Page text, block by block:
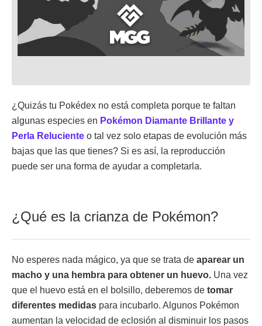
¿Quizás tu Pokédex no está completa porque te faltan
algunas especies en Pokémon Diamante Brillante y
Perla Reluciente o tal vez solo etapas de evolución más
bajas que las que tienes? Si es así, la reproducción
puede ser una forma de ayudar a completarla.
¿Qué es la crianza de Pokémon?
No esperes nada mágico, ya que se trata de aparear un
macho y una hembra para obtener un huevo. Una vez
que el huevo está en el bolsillo, deberemos de tomar
diferentes medidas para incubarlo. Algunos Pokémon
aumentan la velocidad de eclosión al disminuir los pasos